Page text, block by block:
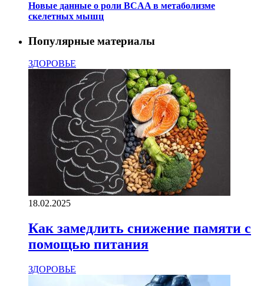
Новые данные о роли BCAA в метаболизме
скелетных мышц
Популярные материалы
ЗДОРОВЬЕ
18.02.2025
Как замедлить снижение памяти с
помощью питания
ЗДОРОВЬЕ